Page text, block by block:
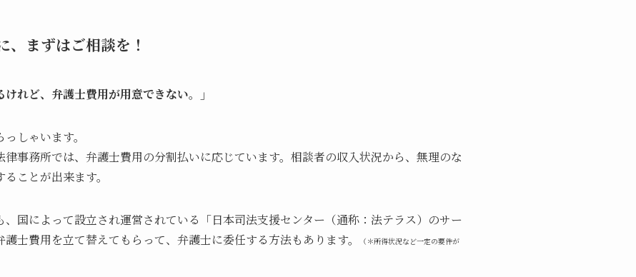
、まずはご相談を！
けれど、弁護士費用が用意できない。」
しゃいます。
事務所では、弁護士費用の分割払いに応じています。相談者の収入状況から、無理のな
ことが出来ます。
国によって設立され運営されている「日本司法支援センター（通称：法テラス）のサー
士費用を立て替えてもらって、弁護士に委任する方法もあります。
（＊所得状況など一定の要件が